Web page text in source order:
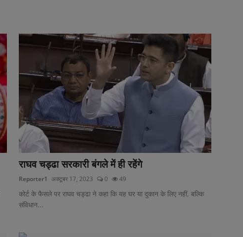
राघव चड्ढा सरकारी बंगले में ही रहेंगे
Reporter1 अक्टूबर 17, 2023 0 49
कोर्ट के फैसले पर राघव चड्ढा ने कहा कि यह घर या दुकान के लिए नहीं, बल्कि
संविधान...